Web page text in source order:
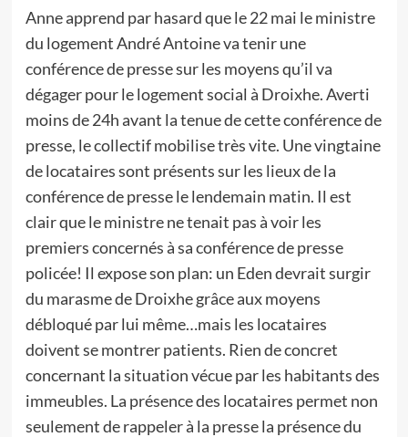
Anne apprend par hasard que le 22 mai le ministre
du logement André Antoine va tenir une
conférence de presse sur les moyens qu’il va
dégager pour le logement social à Droixhe. Averti
moins de 24h avant la tenue de cette conférence de
presse, le collectif mobilise très vite. Une vingtaine
de locataires sont présents sur les lieux de la
conférence de presse le lendemain matin. Il est
clair que le ministre ne tenait pas à voir les
premiers concernés à sa conférence de presse
policée! Il expose son plan: un Eden devrait surgir
du marasme de Droixhe grâce aux moyens
débloqué par lui même…mais les locataires
doivent se montrer patients. Rien de concret
concernant la situation vécue par les habitants des
immeubles. La présence des locataires permet non
seulement de rappeler à la presse la présence du